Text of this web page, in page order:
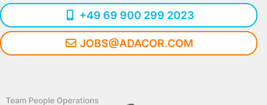
+49 69 900 299 2023
JOBS@ADACOR.COM